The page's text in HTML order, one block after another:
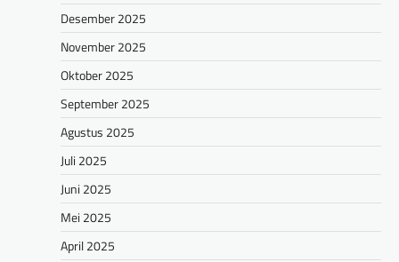
Desember 2025
November 2025
Oktober 2025
September 2025
Agustus 2025
Juli 2025
Juni 2025
Mei 2025
April 2025